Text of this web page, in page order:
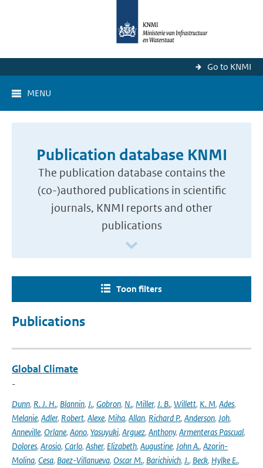
Go to KNMI
MENU
Publication database KNMI
The publication database contains the
(co-)authored publications in scientific
journals, KNMI reports and other
publications
Toon filters
Publications
Global Climate
-
Dunn, R. J. H., Blannin, J., Gobron, N., Miller, J. B., Willett, K. M, Ades,
Melanie, Adler, Robert, Alexe, Miha, Allan, Richard P., Anderson, Joh,
Anneville, Orlane, Aono, Yasuyuki, Arguez, Anthony, Armenteras Pascual,
Dolores, Arosio, Carlo, Asher, Elizabeth, Augustine, John A., Azorin-
Molina, Cesa, Baez-Villanueva, Oscar M., Barichivich, J., Beck, Hylke E.,